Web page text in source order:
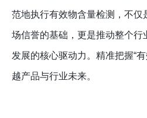
范地执行有效物含量检测，不仅
场信誉的基础，更是推动整个行
发展的核心驱动力。精准把握“
越产品与行业未来。